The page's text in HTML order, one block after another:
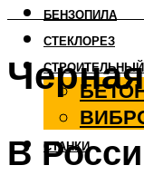
БЕНЗОПИЛА
СТЕКЛОРЕЗ
СТРОИТЕЛЬНЫЙ
СТАНКИ
В